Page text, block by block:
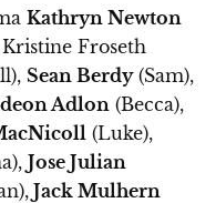
Kathryn Newton
Froseth
Sean Berdy(Sam),
Adlon (Becca),
(Luke),
Jose Julian
Jack Mulhern